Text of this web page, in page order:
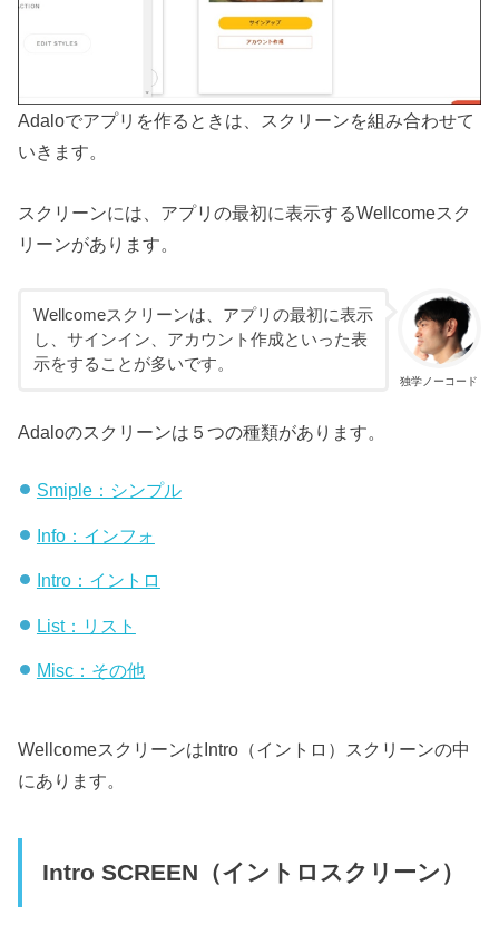
Adaloでアプリを作るときは、スクリーンを組み合わせて
いきます。
スクリーンには、アプリの最初に表示するWellcomeスク
リーンがあります。
独学ノーコード
Wellcomeスクリーンは、アプリの最初に表示
し、サインイン、アカウント作成といった表
示をすることが多いです。
Adaloのスクリーンは５つの種類があります。
Smiple：シンプル
Info：インフォ
Intro：イントロ
List：リスト
Misc：その他
WellcomeスクリーンはIntro（イントロ）スクリーンの中
にあります。
Intro SCREEN（イントロスクリーン）